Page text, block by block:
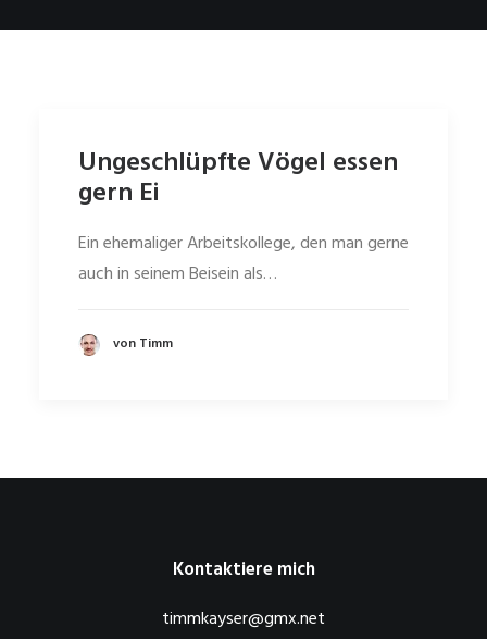
Ungeschlüpfte Vögel essen
gern Ei
Ein ehemaliger Arbeitskollege, den man gerne
auch in seinem Beisein als…
von Timm
Kontaktiere mich
timmkayser@gmx.net